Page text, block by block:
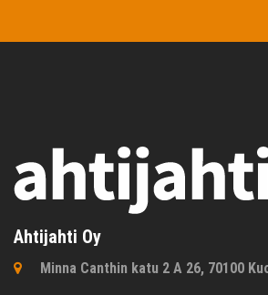
Ahtijahti Oy
Minna Canthin katu 2 A 26, 70100